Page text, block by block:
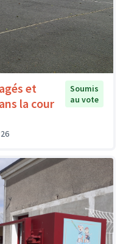
et
la cour
Soumis
au vote
26